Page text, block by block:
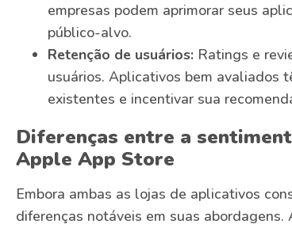
empresas podem aprimorar seus
público-alvo.
Retenção de usuários: Ratings e
usuários. Aplicativos bem avaliados
existentes e incentivar sua
Diferenças entre a
Apple App Store
Embora ambas as lojas de aplicativos
diferenças notáveis em suas